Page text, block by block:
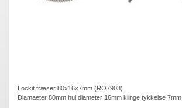
Lockit fræser 80x16x7mm.(RO7903)
Diamaeter 80mm hul diameter 16mm klinge tykkelse 7mm